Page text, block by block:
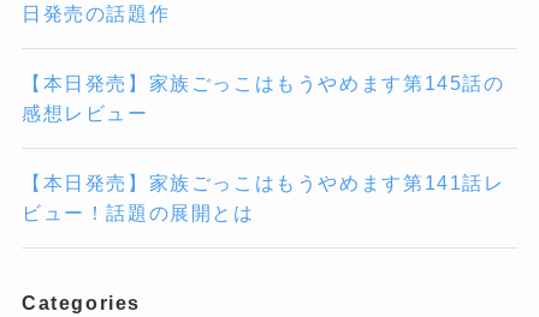
日発売の話題作
【本日発売】家族ごっこはもうやめます第145話の
感想レビュー
【本日発売】家族ごっこはもうやめます第141話レ
ビュー！話題の展開とは
Categories